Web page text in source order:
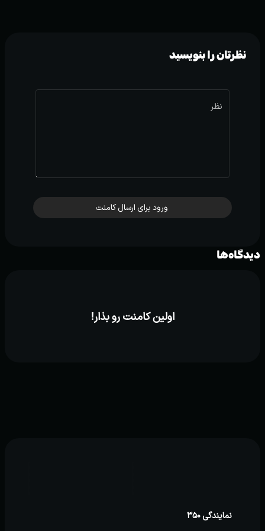
نظرتان را بنویسید
نظر
ورود برای ارسال کامنت
دیدگاه‌ها
اولین کامنت رو بذار!
نمایندگی ۳۵۰